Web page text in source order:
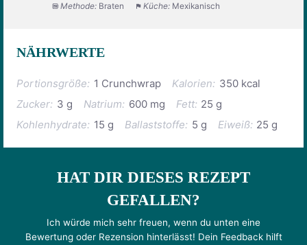
Methode: Braten Küche: Mexikanisch
NÄHRWERTE
Portionsgröße: 1 Crunchwrap Kalorien: 350 kcal
Zucker: 3 g Natrium: 600 mg Fett: 25 g
Kohlenhydrate: 15 g Ballaststoffe: 5 g Eiweiß: 25 g
HAT DIR DIESES REZEPT
GEFALLEN?
Ich würde mich sehr freuen, wenn du unten eine
Bewertung oder Rezension hinterlässt! Dein Feedback hilft